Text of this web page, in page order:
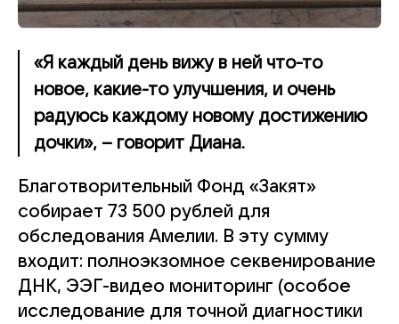
«Я каждый день вижу в ней что-то
новое, какие-то улучшения, и очень
радуюсь каждому новому достижению
дочки», – говорит Диана.
Благотворительный Фонд «Закят»
собирает 73 500 рублей для
обследования Амелии. В эту сумму
входит: полноэкзомное секвенирование
ДНК, ЭЭГ-видео мониторинг (особое
исследование для точной диагностики